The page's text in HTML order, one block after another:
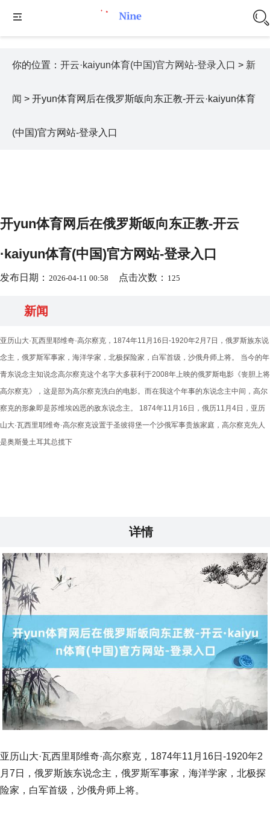
你的位置： 开云·kaiyun体育(中国)官方网站-登录入口 > 新
闻 > 开yun体育网后在俄罗斯皈向东正教-开云·kaiyun体育
(中国)官方网站-登录入口
开yun体育网后在俄罗斯皈向东正教-开云
·kaiyun体育(中国)官方网站-登录入口
发布日期： 2026-04-11 00:58 点击次数： 125
新闻
亚历山大·瓦西里耶维奇·高尔察克，1874年11月16日-1920年2月7日，俄罗斯族东说
念主，俄罗斯军事家，海洋学家，北极探险家，白军首级，沙俄舟师上将。 当今的年
青东说念主知说念高尔察克这个名字大多获利于2008年上映的俄罗斯电影《丧胆上将
高尔察克》，这是部为高尔察克洗白的电影。而在我这个年事的东说念主中间，高尔
察克的形象即是苏维埃凶恶的敌东说念主。 1874年11月16日，俄历11月4日，亚历
山大·瓦西里耶维奇·高尔察克设置于圣彼得堡一个沙俄军事贵族家庭，高尔察克先人
是奥斯曼土耳其总揽下
详情
亚历山大·瓦西里耶维奇·高尔察克，1874年11月16日-1920年2
月7日，俄罗斯族东说念主，俄罗斯军事家，海洋学家，北极探
险家，白军首级，沙俄舟师上将。